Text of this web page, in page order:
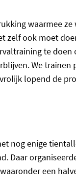
waarmee
zelf ook moet
te doen
We trainen
lopend de
nog enige
Daar
een